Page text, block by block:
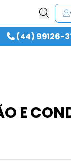
(44) 99126-
E